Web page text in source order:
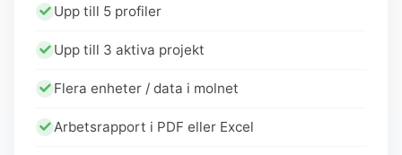
Upp till 5 profiler
Upp till 3 aktiva projekt
Flera enheter / data i molnet
Arbetsrapport i PDF eller Excel